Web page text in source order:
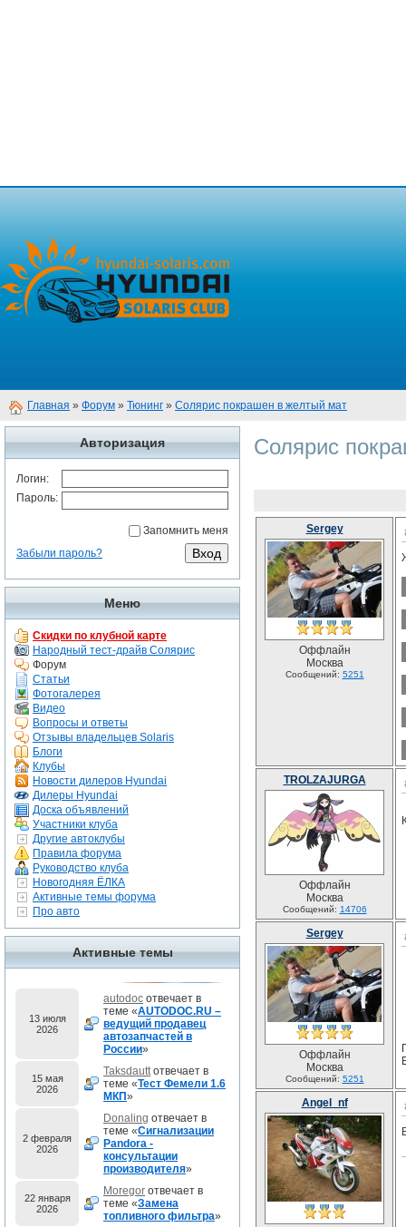
Главная » Форум » Тюнинг » Солярис покрашен в желтый мат
Авторизация
Логин:
Пароль:
Запомнить меня
Забыли пароль?
Меню
Скидки по клубной карте
Народный тест-драйв Солярис
Форум
Статьи
Фотогалерея
Видео
Вопросы и ответы
Отзывы владельцев Solaris
Блоги
Клубы
Новости дилеров Hyundai
Дилеры Hyundai
Доска объявлений
Участники клуба
Другие автоклубы
Правила форума
Руководство клуба
Новогодняя ЁЛКА
Активные темы форума
Про авто
Активные темы
13 июля
2026
autodoc отвечает в
теме «AUTODOC.RU –
ведущий продавец
автозапчастей в
России»
15 мая
2026
Taksdauttотвечает в
теме «Тест Фемели 1.6
МКП»
2 февраля
2026
Donaling отвечает в
теме «Сигнализации
Pandora -
консультации
производителя»
22 января
2026
Moregor отвечает в
теме «Замена
топливного фильтра»
Солярис
Sergey
Оффлайн
Москва
Сообщений: 5251
TROLZAJURGA
Оффлайн
Москва
Сообщений: 14706
Sergey
Оффлайн
Москва
Сообщений: 5251
Angel_nf